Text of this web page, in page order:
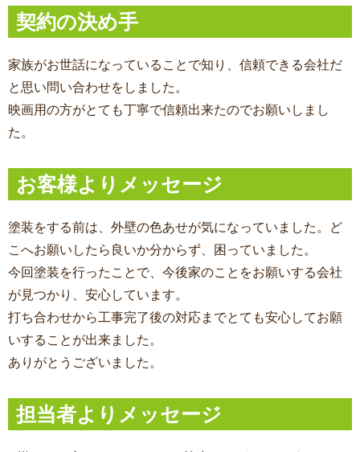
契約の決め手
家族がお世話になっていることで知り、信頼できる会社だ
と思い問い合わせをしました。
映画用の方がとても丁寧で信頼出来たのでお願いしまし
た。
お客様よりメッセージ
塗装をする前は、外壁の色あせが気になっていました。ど
こへお願いしたら良いか分からず、困っていました。
今回塗装を行ったことで、今後家のことをお願いする会社
が見つかり、安心しています。
打ち合わせから工事完了後の対応までとても安心してお願
いすることが出来ました。
ありがとうございました。
担当者よりメッセージ